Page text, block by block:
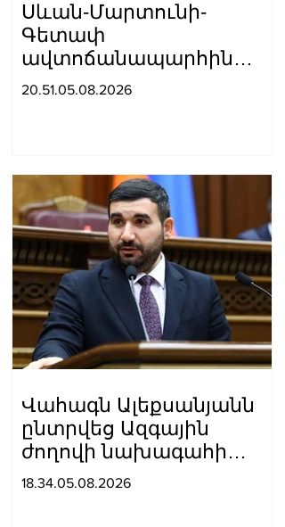
Սևան-Մարտունի-
Գետափ
ավտոճանապարհին
բшխվել են «Jeep»-ն ու
20.51.05.08.2026
Վահագն Ալեքսանյանն
ընտրվեց Ազգային
ժողովի նախագահի
տեղակալ
18.34.05.08.2026